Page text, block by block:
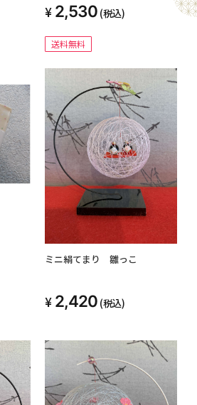
2,530 (税込)
送料無料
ミニ絹てまり 雛っこ
2,420 (税込)